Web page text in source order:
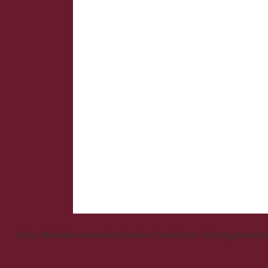
Diese Website verwendet Session-Cookies zur